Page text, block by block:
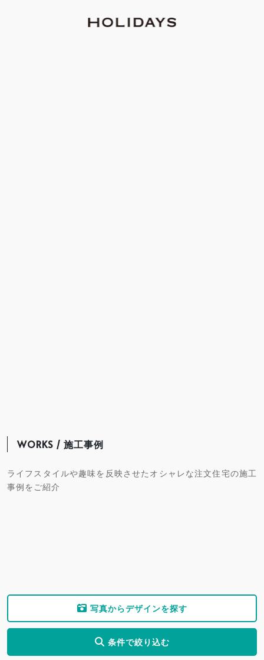
WORKS / 施工事例
ライフスタイルや趣味を反映させたオシャレな注文住宅の施工
事例をご紹介
写真からデザインを探す
条件で絞り込む